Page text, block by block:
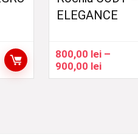
ELEGANCE
800,00 lei –
900,00 leiInterval
de